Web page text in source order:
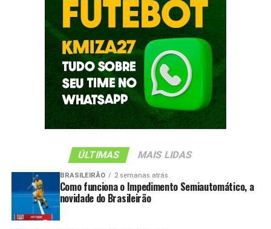
ÚLTIMAS MAIS LIDAS
BRASILEIRÃO 2 semanas atrás
Como funciona o Impedimento Semiautomático, a
novidade do Brasileirão